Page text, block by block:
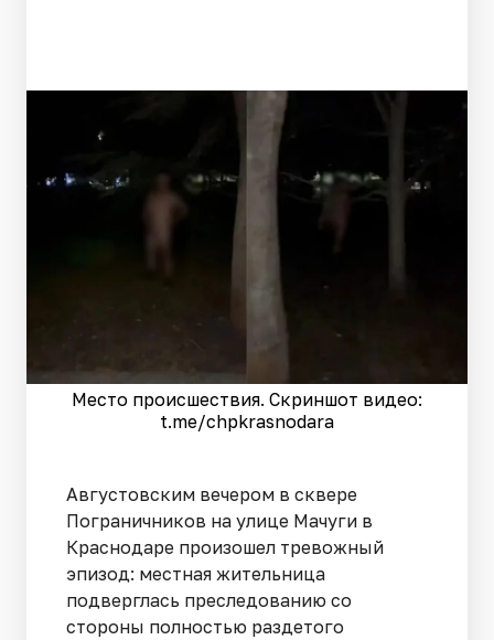
Место происшествия. Скриншот видео:
t.me/chpkrasnodara
Августовским вечером в сквере
Пограничников на улице Мачуги в
Краснодаре произошел тревожный
эпизод: местная жительница
подверглась преследованию со
стороны полностью раздетого